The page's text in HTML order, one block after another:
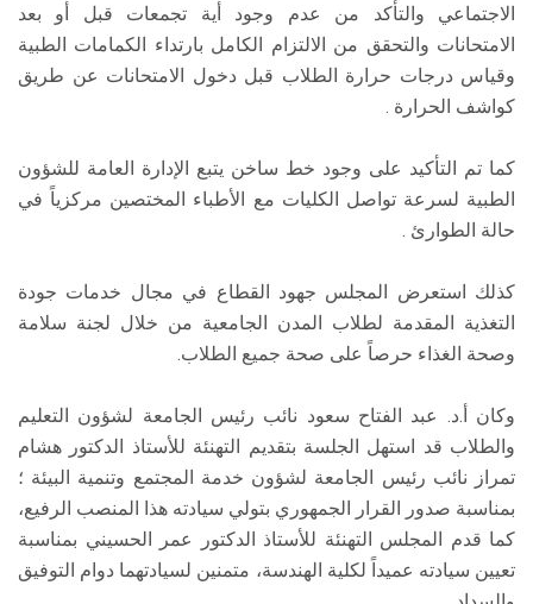
الاجتماعي والتأكد من عدم وجود أية تجمعات قبل أو بعد
الامتحانات والتحقق من الالتزام الكامل بارتداء الكمامات الطبية
وقياس درجات حرارة الطلاب قبل دخول الامتحانات عن طريق
كواشف الحرارة .
كما تم التأكيد على وجود خط ساخن يتبع الإدارة العامة للشؤون
الطبية لسرعة تواصل الكليات مع الأطباء المختصين مركزياً في
حالة الطوارئ .
كذلك استعرض المجلس جهود القطاع في مجال خدمات جودة
التغذية المقدمة لطلاب المدن الجامعية من خلال لجنة سلامة
وصحة الغذاء حرصاً على صحة جميع الطلاب.
وكان أ.د. عبد الفتاح سعود نائب رئيس الجامعة لشؤون التعليم
والطلاب قد استهل الجلسة بتقديم التهنئة للأستاذ الدكتور هشام
تمراز نائب رئيس الجامعة لشؤون خدمة المجتمع وتنمية البيئة ؛
بمناسبة صدور القرار الجمهوري بتولي سيادته هذا المنصب الرفيع،
كما قدم المجلس التهنئة للأستاذ الدكتور عمر الحسيني بمناسبة
تعيين سيادته عميداً لكلية الهندسة، متمنين لسيادتهما دوام التوفيق